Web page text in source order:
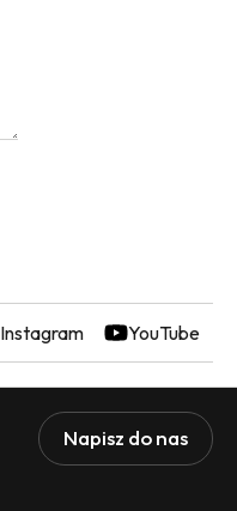
Instagram YouTube
Napisz do nas